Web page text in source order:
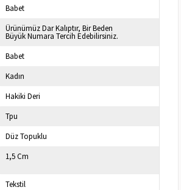
Babet
Ürünümüz Dar Kalıptır, Bir Beden
Büyük Numara Tercih Edebilirsiniz.
Babet
Kadın
Hakiki Deri
Tpu
Düz Topuklu
1,5 Cm
Tekstil